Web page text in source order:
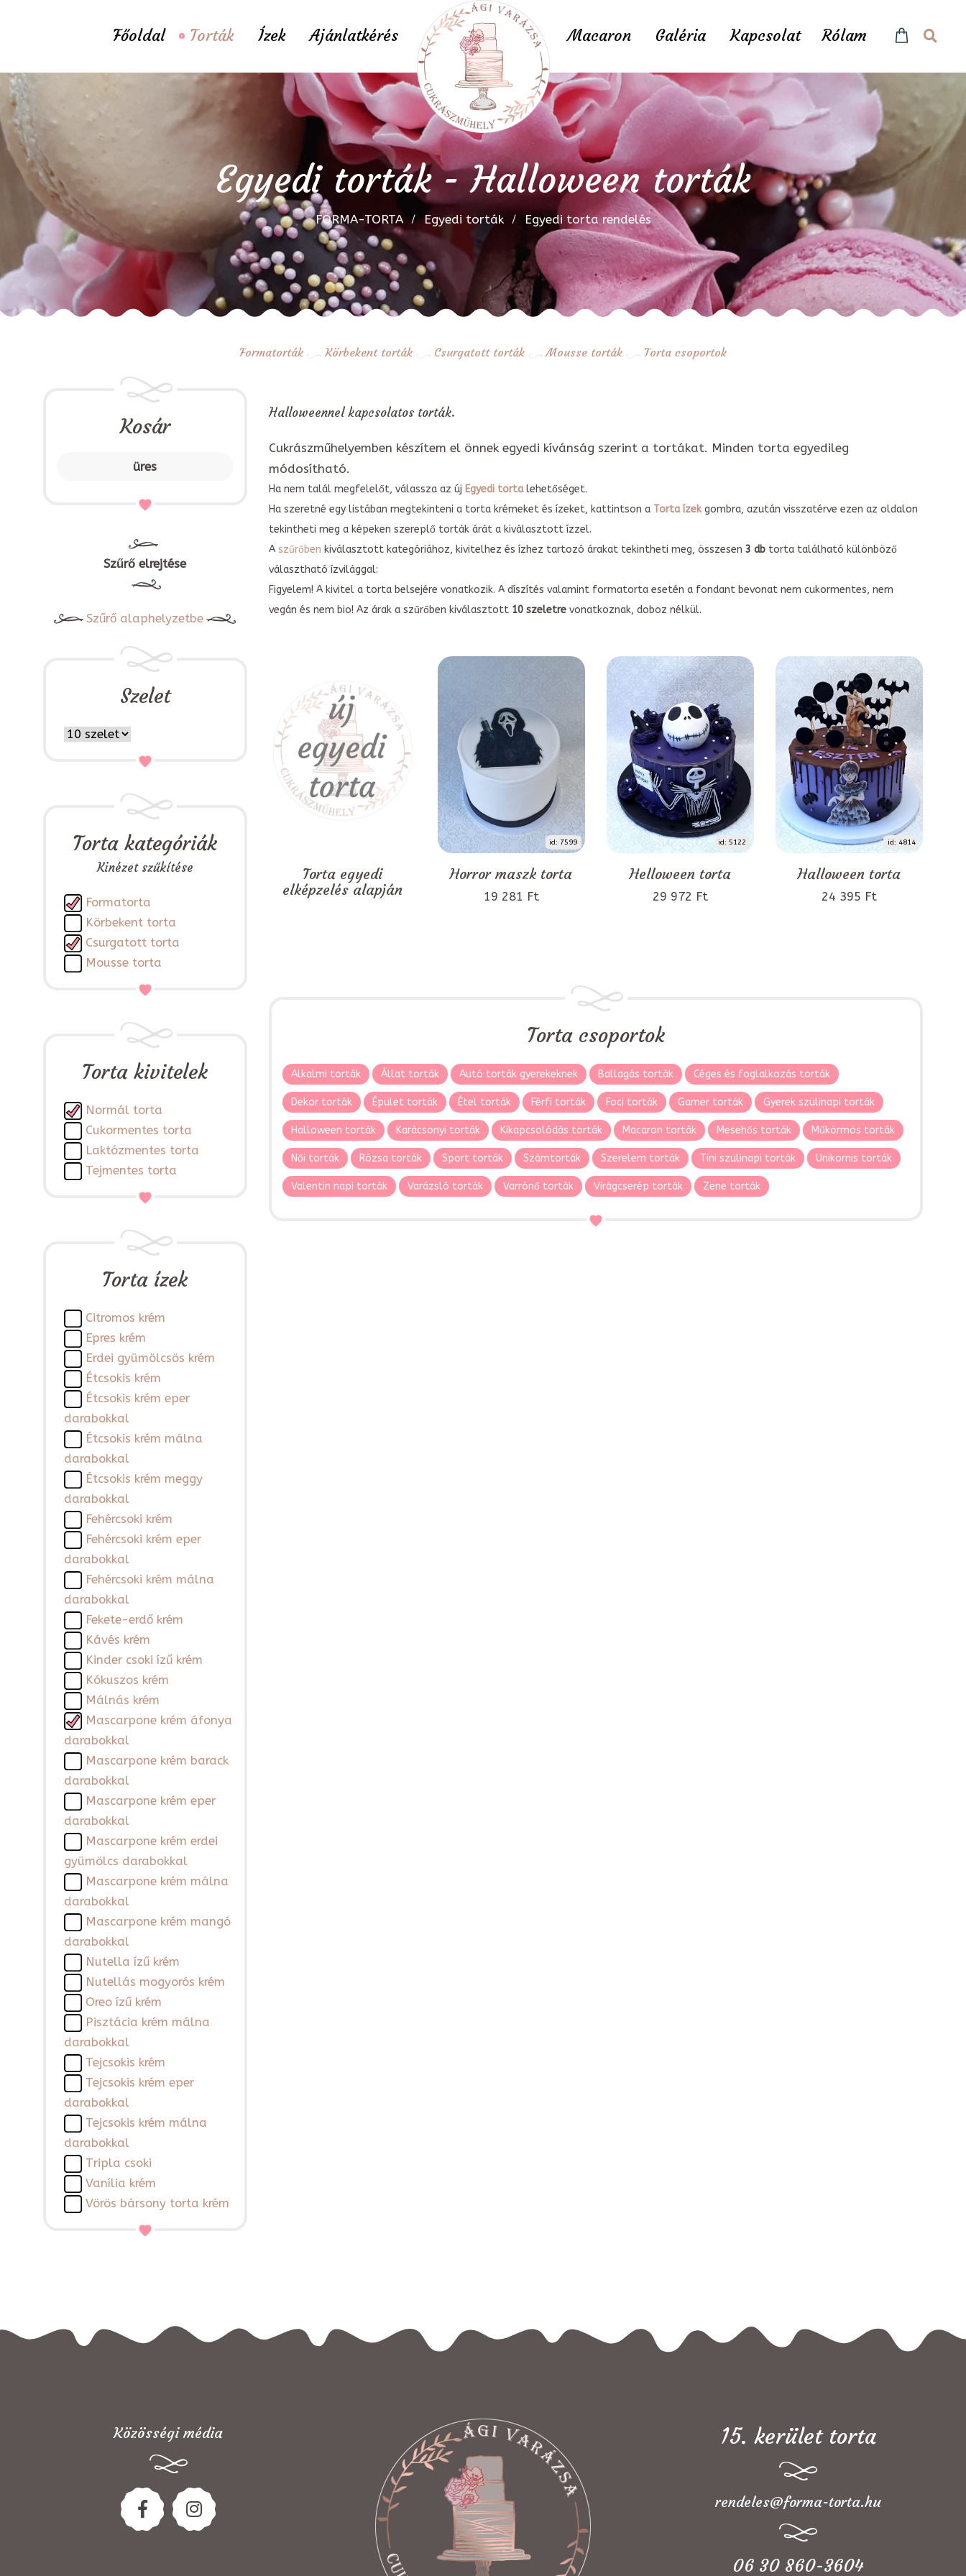
Főoldal Torták Ízek Ajánlatkérés Macaron Galéria Kapcsolat Rólam
Egyedi torták - Halloween torták
FORMA-TORTA Egyedi torták Egyedi torta rendelés
Formatorták Körbekent torták Csurgatott torták Mousse torták Torta csoportok
Kosár
üres
Szűrő elrejtése
Szűrő alaphelyzetbe
Szelet
Torta kategóriák
Kinézet szűkítése
Formatorta
Körbekent torta
Csurgatott torta
Mousse torta
Torta kivitelek
Normál torta
Cukormentes torta
Laktózmentes torta
Tejmentes torta
Torta ízek
Citromos krém
Epres krém
Erdei gyümölcsös krém
Étcsokis krém
Étcsokis krém eper
darabokkal
Étcsokis krém málna
darabokkal
Étcsokis krém meggy
darabokkal
Fehércsoki krém
Fehércsoki krém eper
darabokkal
Fehércsoki krém málna
darabokkal
Fekete-erdő krém
Kávés krém
Kinder csoki ízű krém
Kókuszos krém
Málnás krém
Mascarpone krém áfonya
darabokkal
Mascarpone krém barack
darabokkal
Mascarpone krém eper
darabokkal
Mascarpone krém erdei
gyümölcs darabokkal
Mascarpone krém málna
darabokkal
Mascarpone krém mangó
darabokkal
Nutella ízű krém
Nutellás mogyorós krém
Oreo ízű krém
Pisztácia krém málna
darabokkal
Tejcsokis krém
Tejcsokis krém eper
darabokkal
Tejcsokis krém málna
darabokkal
Tripla csoki
Vanília krém
Vörös bársony torta krém
Halloweennel kapcsolatos torták.
Cukrászműhelyemben készítem el önnek egyedi kívánság szerint a tortákat. Minden torta egyedileg
módosítható.
Ha nem talál megfelelőt, válassza az új Egyedi tortalehetőséget.
Ha szeretné egy listában megtekinteni a torta krémeket és ízeket, kattintson a Torta ízekgombra, azután visszatérve ezen az oldalon
tekintheti meg a képeken szereplő torták árát a kiválasztott ízzel.
A szűrőben kiválasztott kategóriához, kivitelhez és ízhez tartozó árakat tekintheti meg, összesen 3 dbtorta található különböző
választható ízvilággal:
Figyelem! A kivitel a torta belsejére vonatkozik. A díszítés valamint formatorta esetén a fondant bevonat nem cukormentes, nem
vegán és nem bio! Az árak a szűrőben kiválasztott 10 szeletrevonatkoznak, doboz nélkül.
Torta egyedi
elképzelés alapján
id: 7599
Horror maszk torta
19 281 Ft
id: 5122
Helloween torta
29 972 Ft
id: 4814
Halloween torta
24 395 Ft
Torta csoportok
Alkalmi torták Állat torták Autó torták gyerekeknek Ballagás torták Céges és foglalkozás torták
Dekor torták Épület torták Étel torták Férfi torták Foci torták Gamer torták Gyerek szülinapi torták
Halloween torták Karácsonyi torták Kikapcsolódás torták Macaron torták Mesehős torták Műkörmös torták
Női torták Rózsa torták Sport torták Számtorták Szerelem torták Tini szülinapi torták Unikornis torták
Valentin napi torták Varázsló torták Varrónő torták Virágcserép torták Zene torták
Közösségi média 15. kerület torta
rendeles@forma-torta.hu
06 30 860-3604